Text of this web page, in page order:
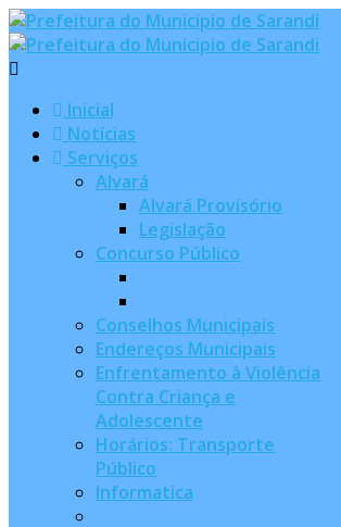
Inicial
Notícias
Serviços
Alvará
Alvará Provisório
Legislação
Concurso Público
Conselhos Municipais
Endereços Municipais
Enfrentamento à Violência
Contra Criança e
Adolescente
Horários: Transporte
Público
Informatica